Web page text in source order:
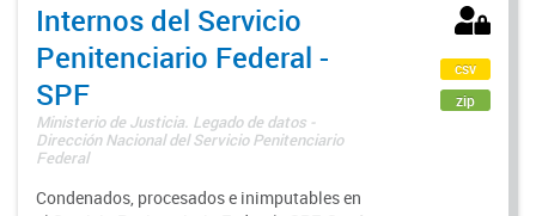
Internos del Servicio
Penitenciario Federal -
SPF
Ministerio de Justicia. Legado de datos -
Dirección Nacional del Servicio Penitenciario
Federal
Condenados, procesados e inimputables en
csv
zip